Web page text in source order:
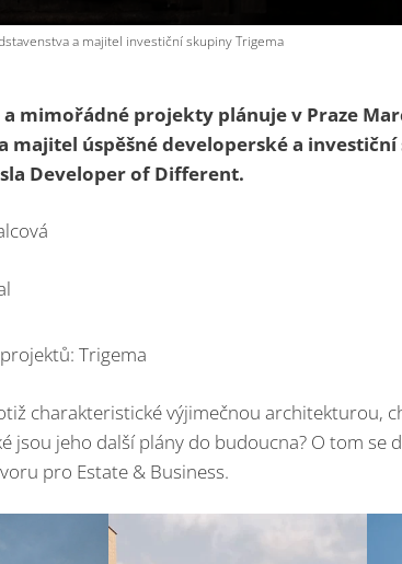
a majitel investiční skupiny Trigema
mimořádné projekty plánuje v Praze
majitel úspěšné developerské a
Developer of Different.
Trigema
charakteristické výjimečnou architekturou,
jsou jeho další plány do budoucna? O tom se
pro Estate & Business.